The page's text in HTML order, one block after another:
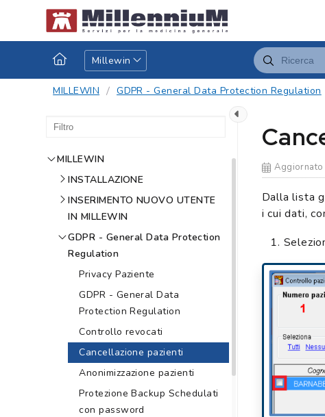
Millewin
MILLEWIN GDPR - General Data Protection Regulation
MILLEWIN
INSTALLAZIONE
INSERIMENTO NUOVO UTENTE
IN MILLEWIN
GDPR - General Data Protection
Regulation
Privacy Paziente
GDPR - General Data
Protection Regulation
Controllo revocati
Cancellazione pazienti
Anonimizzazione pazienti
Protezione Backup Schedulati
con password
Dalla lista
i cui dati,